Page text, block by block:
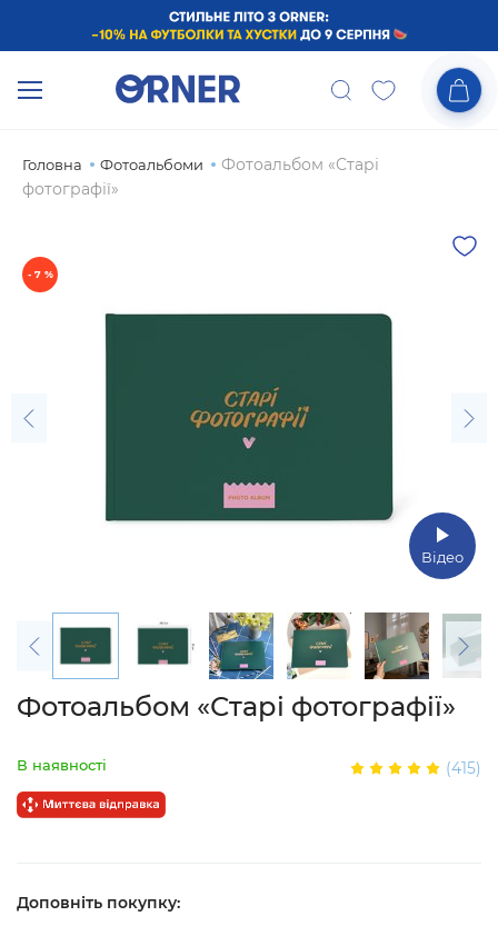
Головна Фотоальбоми
Фотоальбом «‎Старі
фотографії»
- 7 %
Відео
Фотоальбом «‎Старі фотографії»
В наявності (415)
Доповніть покупку: